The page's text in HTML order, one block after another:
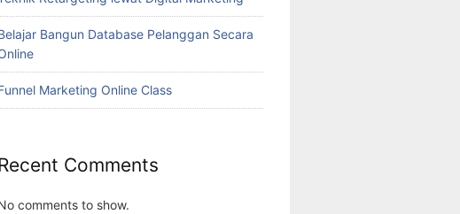
Bangun Database Pelanggan Secara
Marketing Online Class
Comments
comments to show.